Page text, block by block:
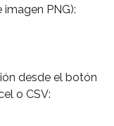
PNG):
desde el botón
o CSV: